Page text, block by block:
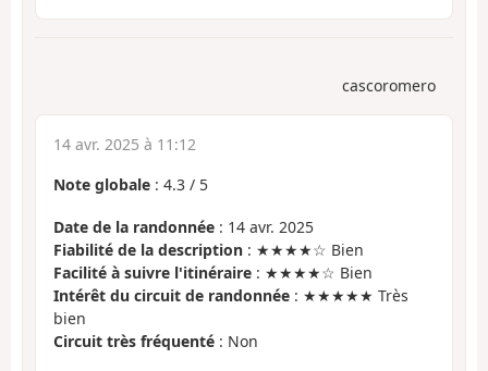
cascoromero
14 avr. 2025 à 11:12
Note globale : 4.3 / 5
Date de la randonnée : 14 avr. 2025
Fiabilité de la description : ★★★★☆ Bien
Facilité à suivre l'itinéraire : ★★★★☆ Bien
Intérêt du circuit de randonnée : ★★★★★ Très
bien
Circuit très fréquenté : Non